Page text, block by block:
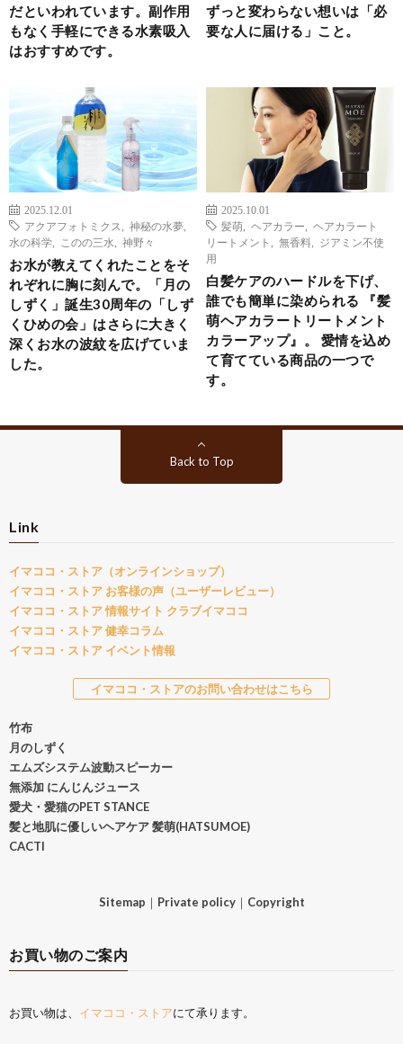
だといわれています。副作用
もなく手軽にできる水素吸入
はおすすめです。
ずっと変わらない想いは「必
要な人に届ける」こと。
2025.12.01
アクアフォトミクス
神秘の水夢
水の科学
このの三水 神野々
お水が教えてくれたことをそ
れぞれに胸に刻んで。「月の
しずく」誕生30周年の「しず
くひめの会」はさらに大きく
深くお水の波紋を広げていま
した。
2025.10.01
髪萌
ヘアカラー
ヘアカラート
リートメント
無香料
ジアミン不使
用
白髪ケアのハードルを下げ、
誰でも簡単に染められる 『髪
萌ヘアカラートリートメント
カラーアップ』。 愛情を込め
て育てている商品の一つで
す。
Back to Top
Link
イマココ・ストア（オンラインショップ）
イマココ・ストア お客様の声（ユーザーレビュー）
イマココ・ストア 情報サイト クラブイマココ
イマココ・ストア 健幸コラム
イマココ・ストア イベント情報
イマココ・ストアのお問い合わせはこちら
竹布
月のしずく
エムズシステム波動スピーカー
無添加 にんじんジュース
愛犬・愛猫のPET STANCE
髪と地肌に優しいヘアケア 髪萌(HATSUMOE)
CACTI
Sitemap ｜ Private policy｜ Copyright
お買い物のご案内
お買い物は、 イマココ・ストアにて承ります。